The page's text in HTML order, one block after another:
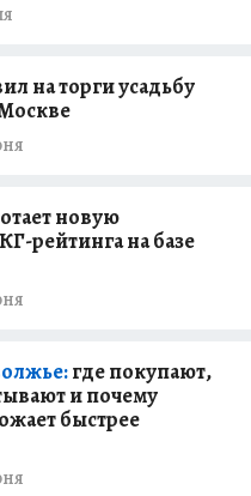
на торги усадьбу
новую
рейтинга на базе
где покупают,
и почему
быстрее